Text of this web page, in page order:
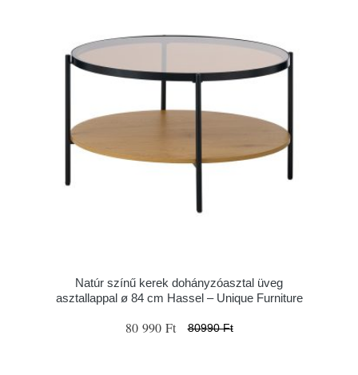
Natúr színű kerek dohányzóasztal üveg
asztallappal ø 84 cm Hassel – Unique Furniture
80 990 Ft 80990 Ft